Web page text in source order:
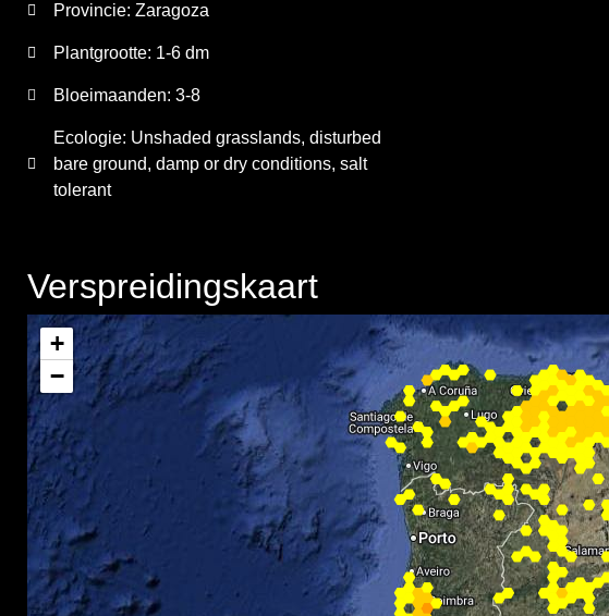
Provincie: Zaragoza
Plantgrootte: 1-6 dm
Bloeimaanden: 3-8
Ecologie: Unshaded grasslands, disturbed
bare ground, damp or dry conditions, salt
tolerant
Verspreidingskaart
+
−